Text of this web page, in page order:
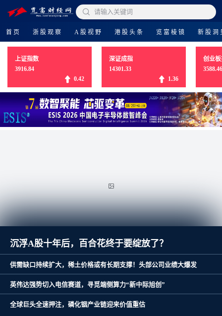
 请输入关键词
首页 浙股观察 A股视野 港股头条 览富棱镜 新股洞
上证指数
3916.84
0.42
深证成指
14301.33
1.36
创业
3588.46
沉浮A股十年后，百合花终于要绽放了？
供需缺口持续扩大，稀土价格或有长期支撑！头部公司业绩大爆发
英伟达强势切入电信赛道，寻觅端侧算力“新中际旭创”
全球巨头全速押注，磷化铟产业链迎来价值重估